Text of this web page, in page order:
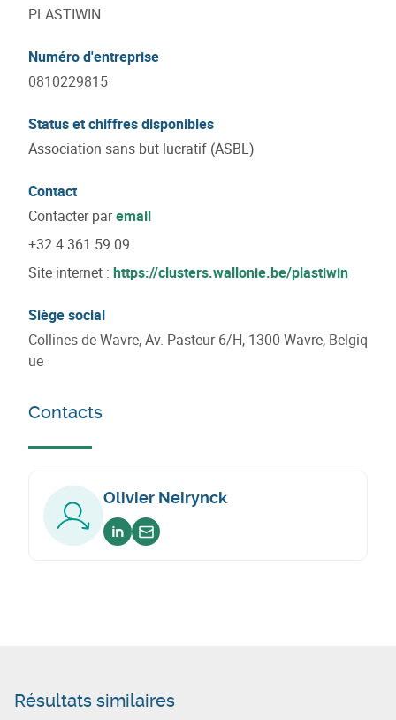
PLASTIWIN
Numéro d'entreprise
0810229815
Status et chiffres disponibles
Association sans but lucratif (ASBL)
Contact
Contacter paremail
+32 4 361 59 09
Site internet : https://clusters.wallonie.be/plastiwin
Siège social
Collines de Wavre, Av. Pasteur 6/H, 1300 Wavre, Belgiq
ue
Contacts
Olivier Neirynck
Voir sur linkedin
Envoyer un email
Résultats similaires